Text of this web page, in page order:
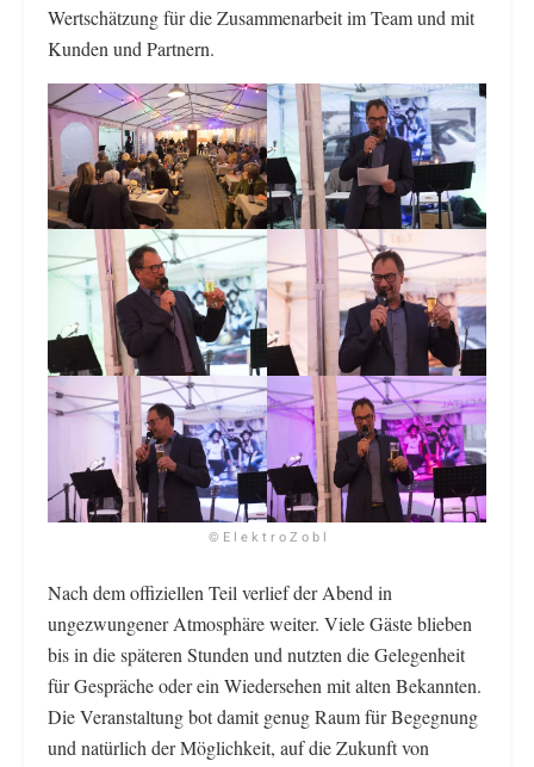
Wertschätzung für die Zusammenarbeit im Team und mit
Kunden und Partnern.
© E l e k t r o Z o b l
Nach dem offiziellen Teil verlief der Abend in
ungezwungener Atmosphäre weiter. Viele Gäste blieben
bis in die späteren Stunden und nutzten die Gelegenheit
für Gespräche oder ein Wiedersehen mit alten Bekannten.
Die Veranstaltung bot damit genug Raum für Begegnung
und natürlich der Möglichkeit, auf die Zukunft von